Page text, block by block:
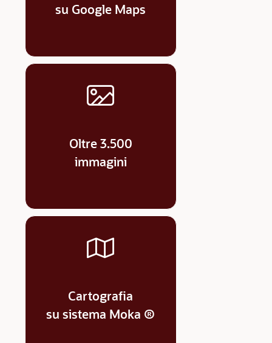
su Google Maps
Oltre 3.500
immagini
Cartografia
su sistema Moka ®